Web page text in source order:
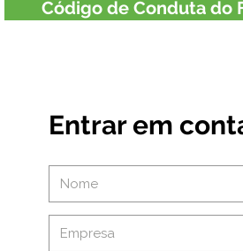
Código de Conduta do
Entrar em